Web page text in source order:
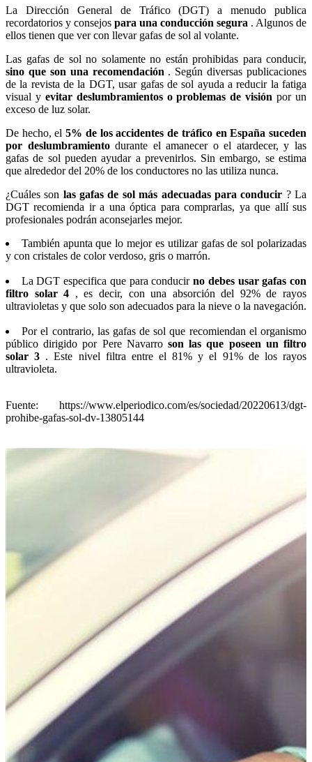
La Dirección General de Tráfico (DGT) a menudo publica
recordatorios y consejos para una conducción segura . Algunos de
ellos tienen que ver con llevar gafas de sol al volante.
Las gafas de sol no solamente no están prohibidas para conducir,
sino que son una recomendación. Según diversas publicaciones
de la revista de la DGT, usar gafas de sol ayuda a reducir la fatiga
visual y evitar deslumbramientos o problemas de visión por un
exceso de luz solar.
De hecho, el5% de los accidentes de tráfico en España suceden
por deslumbramientodurante el amanecer o el atardecer, y las
gafas de sol pueden ayudar a prevenirlos. Sin embargo, se estima
que alrededor del 20% de los conductores no las utiliza nunca.
¿Cuáles son las gafas de sol más adecuadas para conducir ?La
DGT recomienda ir a una óptica para comprarlas, ya que allí sus
profesionales podrán aconsejarles mejor.
También apunta que lo mejor es utilizar gafas de sol polarizadas
y con cristales de color verdoso, gris o marrón.
La DGT especifica que para conducirno debes usar gafas con
filtro solar 4 , es decir, con una absorción del 92% de rayos
ultravioletas y que solo son adecuados para la nieve o la navegación.
Por el contrario, las gafas de sol que recomiendan el organismo
público dirigido por Pere Navarro son las que poseen un filtro
solar 3 .Este nivel filtra entre el 81% y el 91% de los rayos
ultravioleta.
Fuente: https://www.elperiodico.com/es/sociedad/20220613/dgt-
prohibe-gafas-sol-dv-13805144